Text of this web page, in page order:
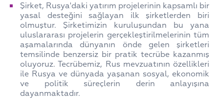
Şirket, Rusya'daki yatırım projelerinin kapsamlı bir
yasal desteğini sağlayan ilk şirketlerden biri
olmuştur. Şirketimizin kuruluşundan bu yana
uluslararası projelerin gerçekleştirilmelerinin tüm
aşamalarında dünyanın önde gelen şirketleri
temsilinde benzersiz bir pratik tecrübe kazanmış
oluyoruz. Tecrübemiz, Rus mevzuatının özellikleri
ile Rusya ve dünyada yaşanan sosyal, ekonomik
ve politik süreçlerin derin anlayışına
dayanmaktadır.